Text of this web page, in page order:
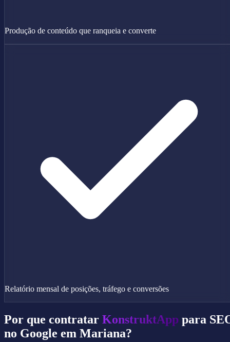
Produção de conteúdo que ranqueia e converte
Relatório mensal de posições, tráfego e conversões
Por que contratar KonstruktApp para
no Google em Mariana?